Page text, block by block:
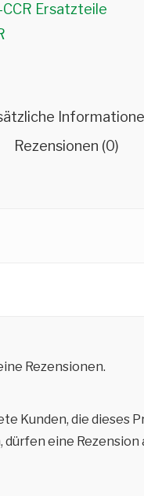
CCR Ersatzteile
Rezensionen (0)
Rezensionen.
Kunden, die dieses
dürfen eine Rezension